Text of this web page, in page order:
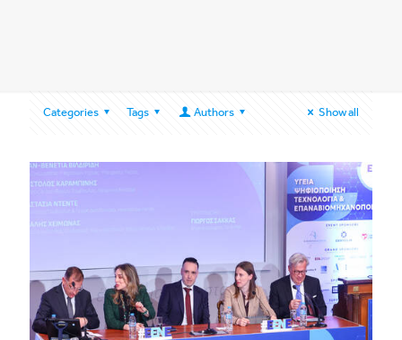
Categories Tags Authors Show all